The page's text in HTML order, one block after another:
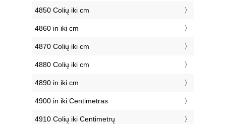
4850 Colių iki cm
4860 in iki cm
4870 Colių iki cm
4880 Colių iki cm
4890 in iki cm
4900 in iki Centimetras
4910 Colių iki Centimetrų